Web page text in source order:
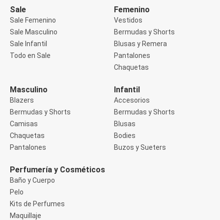
Buzos
Sueters
Camisas
Manga 3/4
Manga Corta
Manga Larga
Bermudas y Shorts
Blusas y Remeras
Chaquetas y Sacos
Musculosa
Tops
Jeans
Bombachas
Portaligas
Corset y Camisetes
Medias
Modeladores y Reductores
Plus Size
Sale
Sale Femenino
Sale Masculino
Sale Infantil
Todo en Sale
Femenino
Vestidos
Bermudas y Shorts
Blusas y Remera
Pantalones
Chaquetas
Masculino
Blazers
Bermudas y Shorts
Camisas
Chaquetas
Pantalones
Infantil
Accesorios
Bermudas y Shorts
Blusas
Bodies
Buzos y Sueters
Perfumería y Cosméticos
Baño y Cuerpo
Pelo
Kits de Perfumes
Maquillaje